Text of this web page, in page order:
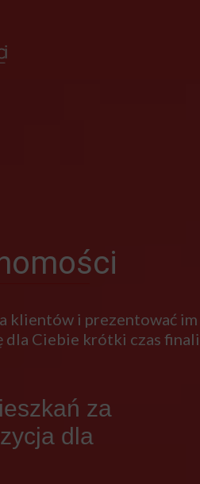
klientów i prezentować im
dla Ciebie krótki czas
za
dla